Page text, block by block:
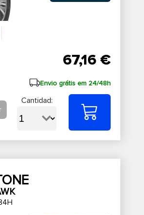
67,16 €
Envio grátis em 24/48h
Cantidad: